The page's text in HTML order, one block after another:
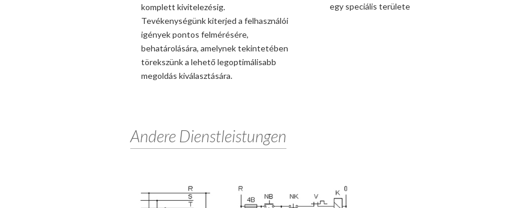
komplett kivitelezésig.
Tevékenységünk kiterjed a felhasználói
igények pontos felmérésére,
behatárolására, amelynek tekintetében
törekszünk a lehető legoptimálisabb
megoldás kiválasztására.
egy speciális területe
Andere Dienstleistungen